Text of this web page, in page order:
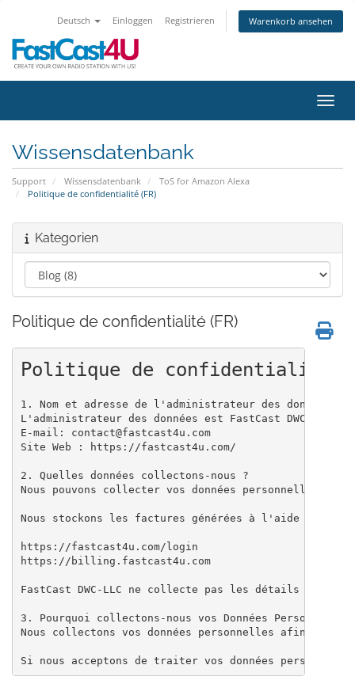
Deutsch Einloggen Registrieren Warenkorb ansehen
Wissensdatenbank
Support Wissensdatenbank
ToS for Amazon Alexa
Politique de confidentialité (FR)
Kategorien
Politique de confidentialité (FR)
Politique de confidentialité
1. Nom et adresse de l'administrateur des données
L'administrateur des données est FastCast DWC-LLC
E-mail: contact@fastcast4u.com
Site Web : https://fastcast4u.com/
2. Quelles données collectons-nous ?
Nous pouvons collecter vos données personnelles
Nous stockons les factures générées à l'aide de
https://fastcast4u.com/login
https://billing.fastcast4u.com
FastCast DWC-LLC ne collecte pas les détails des
3. Pourquoi collectons-nous vos Données Personnelles
Nous collectons vos données personnelles afin de
Si nous acceptons de traiter vos données